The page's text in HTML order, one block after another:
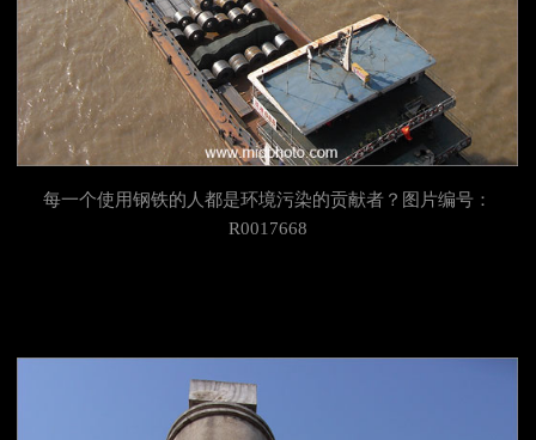
每一个使用钢铁的人都是环境污染的贡献者？图片编号：
R0017668